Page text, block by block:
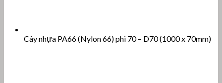
Cây nhựa PA66 (Nylon 66) phi 70 – D70 (1000 x 70mm)